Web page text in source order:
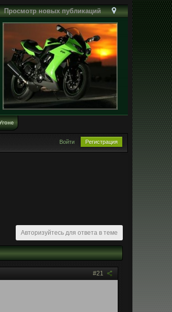
Просмотр новых публикаций
Войти Регистрация
Авторизуйтесь для ответа в теме
#21